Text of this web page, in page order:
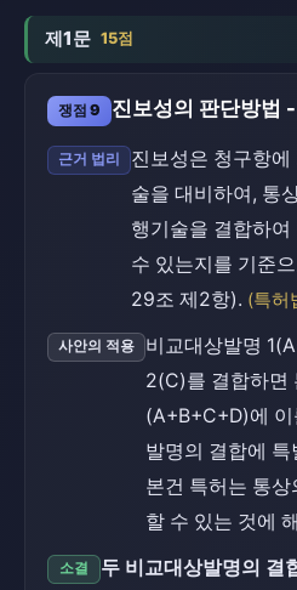
제1문 15점
쟁점 9 진보성의 판단방법
근거 법리
진보성은 청구항
술을 대비하여, 통
행기술을 결합하
수 있는지를 기준
29조 제2항). (특허
사안의 적용
비교대상발명
2(C)를 결합하면
(A+B+C+D)에
발명의 결합에
본건 특허는 통
할 수 있는 것에
소결
두 비교대상발명의 결